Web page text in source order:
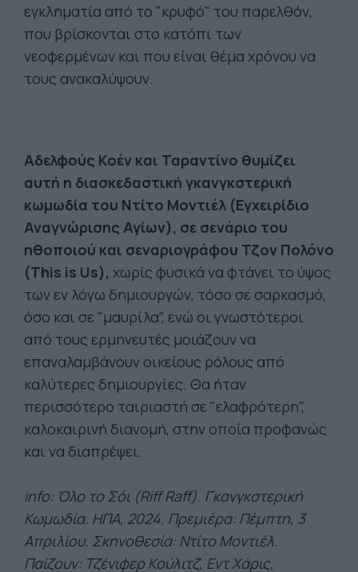
εγκληματία από το "κρυφό" του παρελθόν,
που βρίσκονται στο κατόπι των
νεοφερμένων και που είναι θέμα χρόνου να
τους ανακαλύψουν.
Αδελφούς Κοέν και Ταραντίνο θυμίζει
αυτή η διασκεδαστική γκανγκστερική
κωμωδία του Ντίτο Μοντιέλ (Εγχειρίδιο
Αναγνώρισης Αγίων), σε σενάριο του
ηθοποιού και σεναριογράφου Τζον Πολόνο
(This is Us), χωρίς φυσικά να φτάνει το ύψος
των εν λόγω δημιουργών, τόσο σε σαρκασμό,
όσο και σε "μαυρίλα", ενώ οι γνωστότεροι
από τους ερμηνευτές μοιάζουν να
επαναλαμβάνουν οικείους ρόλους από
καλύτερες δημιουργίες. Θα ήταν
περισσότερο ταιριαστή σε "ελαφρότερη",
καλοκαιρινή διανομή, στην οποία προφανώς
και να διαπρέψει.
info: Όλο το Σόι (Riff Raff). Γκανγκστερική
Κωμωδία. ΗΠΑ, 2024. Πρεμιέρα: Πέμπτη, 3
Απριλίου. Σκηνοθεσία: Ντίτο Μοντιέλ.
Παίζουν: Τζένιφερ Κούλιτζ, Εντ Χάρις,